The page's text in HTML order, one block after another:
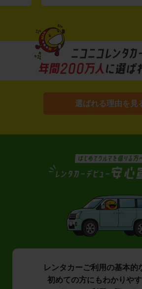
選ばれる理由を見
レンタカーご利用の基本的
初めての方にもわかりやす